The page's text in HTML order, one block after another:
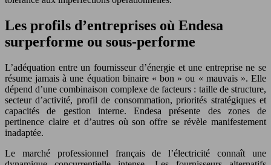
Les profils d’entreprises où Endesa
surperforme ou sous-performe
L’adéquation entre un fournisseur d’énergie et une entreprise ne se
résume jamais à une équation binaire « bon » ou « mauvais ». Elle
dépend d’une combinaison complexe de facteurs : taille de structure,
secteur d’activité, profil de consommation, priorités stratégiques et
capacités de gestion interne. Endesa présente des zones de
pertinence claire et d’autres où son offre se révèle manifestement
inadaptée.
Le marché professionnel français de l’électricité connaît une